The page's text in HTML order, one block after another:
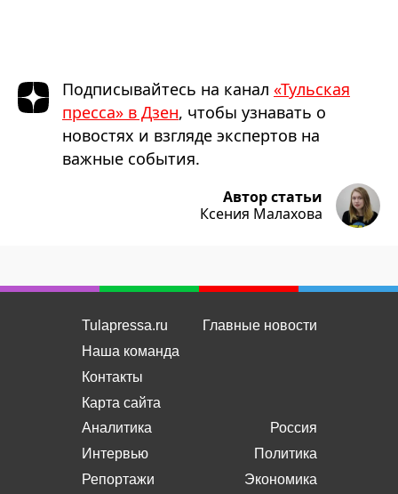
Подписывайтесь на канал «Тульская
пресса» в Дзен, чтобы узнавать о
новостях и взгляде экспертов на
важные события.
Автор статьи
Ксения Малахова
Tulapressa.ru
Наша команда
Контакты
Карта сайта
Главные новости
Аналитика
Интервью
Репортажи
Россия
Политика
Экономика